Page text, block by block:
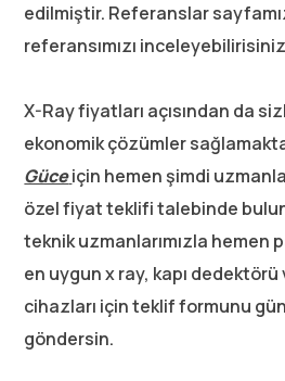
edilmiştir. Referanslar
referansımızı
X-Ray fiyatları açısından da
ekonomik çözümler
Güceiçin hemen şimdi
özel fiyat teklifi talebinde
teknik uzmanlarımızla hemen
en uygun x ray, kapı
cihazları için teklif formunu
göndersin.